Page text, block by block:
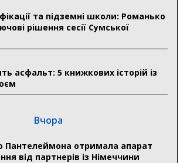
та підземні школи: Романько
рішення сесії Сумської
асфальт: 5 книжкових історій із
Вчора
Пантелеймона отримала апарат
від партнерів із Німеччини